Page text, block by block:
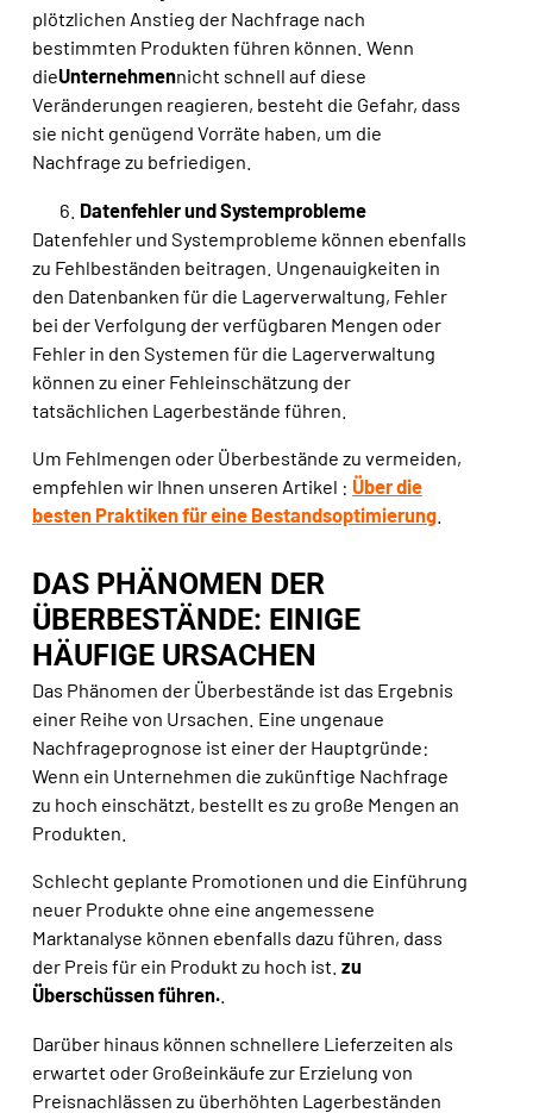
plötzlichen Anstieg der Nachfrage nach
bestimmten Produkten führen können . Wenn
dieUnternehmennicht schnell auf diese
Veränderungen reagieren, besteht die Gefahr, dass
sie nicht genügend Vorräte haben, um die
Nachfrage zu befriedigen.
Datenfehler und Systemprobleme
Datenfehler und Systemprobleme können ebenfalls
zu Fehlbeständen beitragen. Ungenauigkeiten in
den Datenbanken für die Lagerverwaltung, Fehler
bei der Verfolgung der verfügbaren Mengen oder
Fehler in den Systemen für die Lagerverwaltung
können zu einer Fehleinschätzung der
tatsächlichen Lagerbestände führen.
Um Fehlmengen oder Überbestände zu vermeiden,
empfehlen wir Ihnen unseren Artikel : Über die
besten Praktiken für eine Bestandsoptimierung
DAS PHÄNOMEN DER
ÜBERBESTÄNDE: EINIGE
HÄUFIGE URSACHEN
Das Phänomen der Überbestände ist das Ergebnis
einer Reihe von Ursachen. Eine ungenaue
Nachfrageprognose ist einer der Hauptgründe:
Wenn ein Unternehmen die zukünftige Nachfrage
zu hoch einschätzt, bestellt es zu große Mengen an
Produkten.
Schlecht geplante Promotionen und die Einführung
neuer Produkte ohne eine angemessene
Marktanalyse können ebenfalls dazu führen, dass
der Preis für ein Produkt zu hoch ist. zu
Überschüssen führen.
Darüber hinaus können schnellere Lieferzeiten als
erwartet oder Großeinkäufe zur Erzielung von
Preisnachlässen zu überhöhten Lagerbeständen